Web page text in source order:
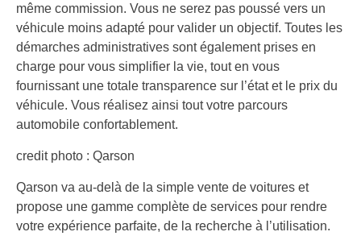
même commission. Vous ne serez pas poussé vers un
véhicule moins adapté pour valider un objectif. Toutes les
démarches administratives sont également prises en
charge pour vous simplifier la vie, tout en vous
fournissant une totale transparence sur l’état et le prix du
véhicule. Vous réalisez ainsi tout votre parcours
automobile confortablement.
credit photo : Qarson
Qarson va au-delà de la simple vente de voitures et
propose une gamme complète de services pour rendre
votre expérience parfaite, de la recherche à l’utilisation.